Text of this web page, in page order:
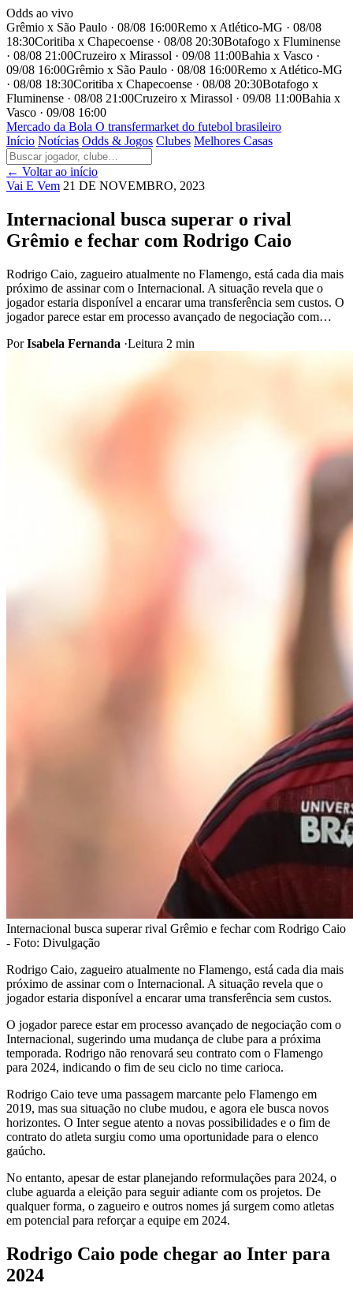
Odds ao vivo
Grêmio x São Paulo · 08/08 16:00Remo x Atlético-MG · 08/08
18:30Coritiba x Chapecoense · 08/08 20:30Botafogo x Fluminense
· 08/08 21:00Cruzeiro x Mirassol · 09/08 11:00Bahia x Vasco ·
09/08 16:00Grêmio x São Paulo · 08/08 16:00Remo x Atlético-MG
· 08/08 18:30Coritiba x Chapecoense · 08/08 20:30Botafogo x
Fluminense · 08/08 21:00Cruzeiro x Mirassol · 09/08 11:00Bahia x
Vasco · 09/08 16:00
Mercado da Bola O transfermarket do futebol brasileiro
Início Notícias Odds & Jogos Clubes Melhores Casas
← Voltar ao início
Vai E Vem 21 DE NOVEMBRO, 2023
Internacional busca superar o rival
Grêmio e fechar com Rodrigo Caio
Rodrigo Caio, zagueiro atualmente no Flamengo, está cada dia mais
próximo de assinar com o Internacional. A situação revela que o
jogador estaria disponível a encarar uma transferência sem custos. O
jogador parece estar em processo avançado de negociação com…
PorIsabela Fernanda ·Leitura 2 min
Internacional busca superar rival Grêmio e fechar com Rodrigo Caio
- Foto: Divulgação
Rodrigo Caio, zagueiro atualmente no Flamengo, está cada dia mais
próximo de assinar com o Internacional. A situação revela que o
jogador estaria disponível a encarar uma transferência sem custos.
O jogador parece estar em processo avançado de negociação com o
Internacional, sugerindo uma mudança de clube para a próxima
temporada. Rodrigo não renovará seu contrato com o Flamengo
para 2024, indicando o fim de seu ciclo no time carioca.
Rodrigo Caio teve uma passagem marcante pelo Flamengo em
2019, mas sua situação no clube mudou, e agora ele busca novos
horizontes. O Inter segue atento a novas possibilidades e o fim de
contrato do atleta surgiu como uma oportunidade para o elenco
gaúcho.
No entanto, apesar de estar planejando reformulações para 2024, o
clube aguarda a eleição para seguir adiante com os projetos. De
qualquer forma, o zagueiro e outros nomes já surgem como atletas
em potencial para reforçar a equipe em 2024.
Rodrigo Caio pode chegar ao Inter para
2024